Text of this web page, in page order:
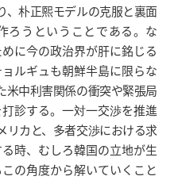
、朴正熙モデルの克服と裏面
ろうということである。な
に今の政治界が肝に銘じる
ルギュも朝鮮半島に限らな
米中利害関係の衝突や緊張局
診する。一対一交渉を推進
リカと、多者交渉における求
時、むしろ韓国の立地が生
の角度から解いていくこと